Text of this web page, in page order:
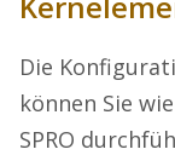
Die
können Sie
SPRO